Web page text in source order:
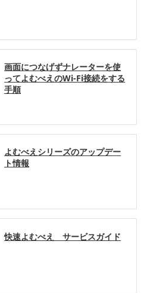
画面につなげずナレーターを使
ってよむべえのWi-Fi接続をする
手順
よむべえシリーズのアップデー
ト情報
快速よむべえ サービスガイド